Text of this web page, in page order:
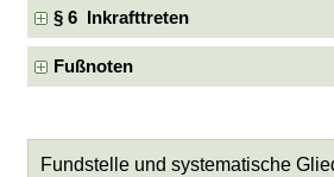
§ 6 Inkrafttreten
Fußnoten
Fundstelle und systematische